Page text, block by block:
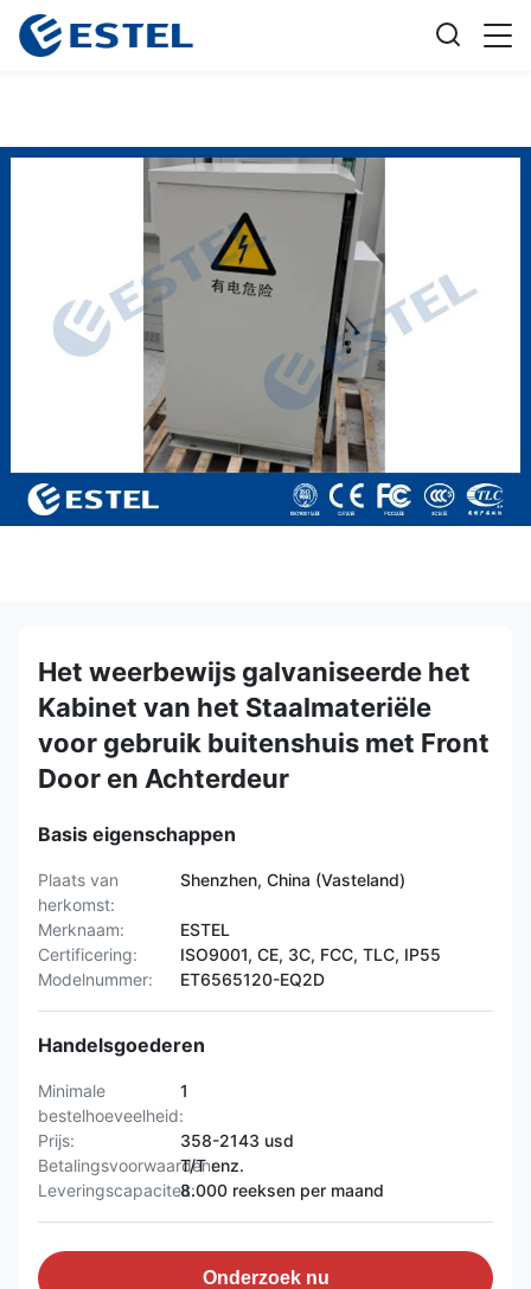
Het weerbewijs galvaniseerde het
Kabinet van het Staalmateriële
voor gebruik buitenshuis met Front
Door en Achterdeur
Basis eigenschappen
Plaats van
herkomst:
Shenzhen, China (Vasteland)
Merknaam:
ESTEL
Certificering:
ISO9001, CE, 3C, FCC, TLC, IP55
Modelnummer:
ET6565120-EQ2D
Handelsgoederen
Minimale
bestelhoeveelheid:
1
Prijs:
358-2143 usd
Betalingsvoorwaarden:
T/T enz.
Leveringscapaciteit:8.000 reeksen per maand
Onderzoek nu